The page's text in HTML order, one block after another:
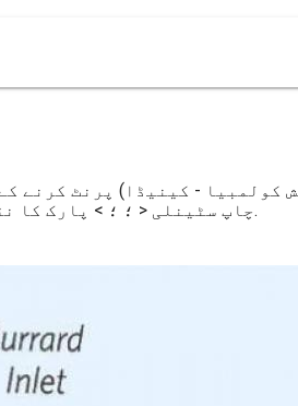
Lumberman چاپ سٹینلی < ؛ ؛ > پارک کا نقشہ (برٹش کولمبیا - کینیڈا) کے لئے ڈاؤن لوڈ ، اتارنا.